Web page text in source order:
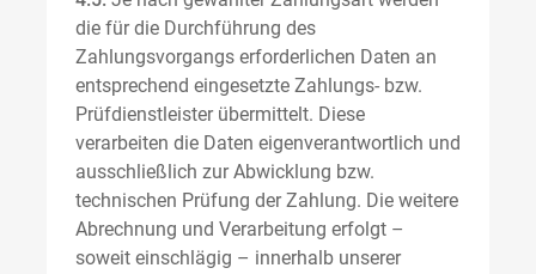
die für die Durchführung des
Zahlungsvorgangs erforderlichen Daten an
entsprechend eingesetzte Zahlungs- bzw.
Prüfdienstleister übermittelt. Diese
verarbeiten die Daten eigenverantwortlich und
ausschließlich zur Abwicklung bzw.
technischen Prüfung der Zahlung. Die weitere
Abrechnung und Verarbeitung erfolgt –
soweit einschlägig – innerhalb unserer